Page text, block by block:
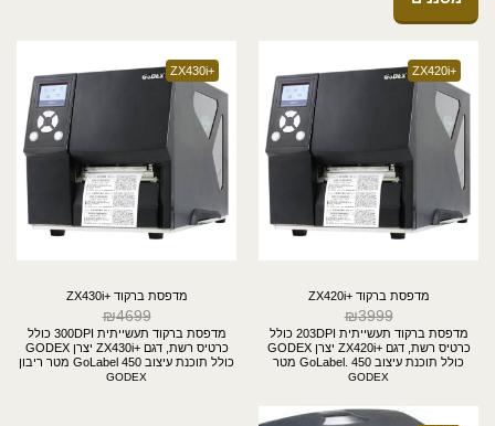
+ZX420i
מדפסת ברקוד +ZX420i
₪3999
מדפסת ברקוד תעשייתית 203DPI כולל
כרטיס רשת, דגם +ZX420i יצרן GODEX
כולל תוכנת עיצוב GoLabel. 450 מטר
ריבון.
GODEX
+ZX430i
מדפסת ברקוד +ZX430i
₪4699
מדפסת ברקוד תעשייתית 300DPI כולל
כרטיס רשת, דגם +ZX430i יצרן GODEX
כולל תוכנת עיצוב GoLabel 450 מטר ריבון
GODEX